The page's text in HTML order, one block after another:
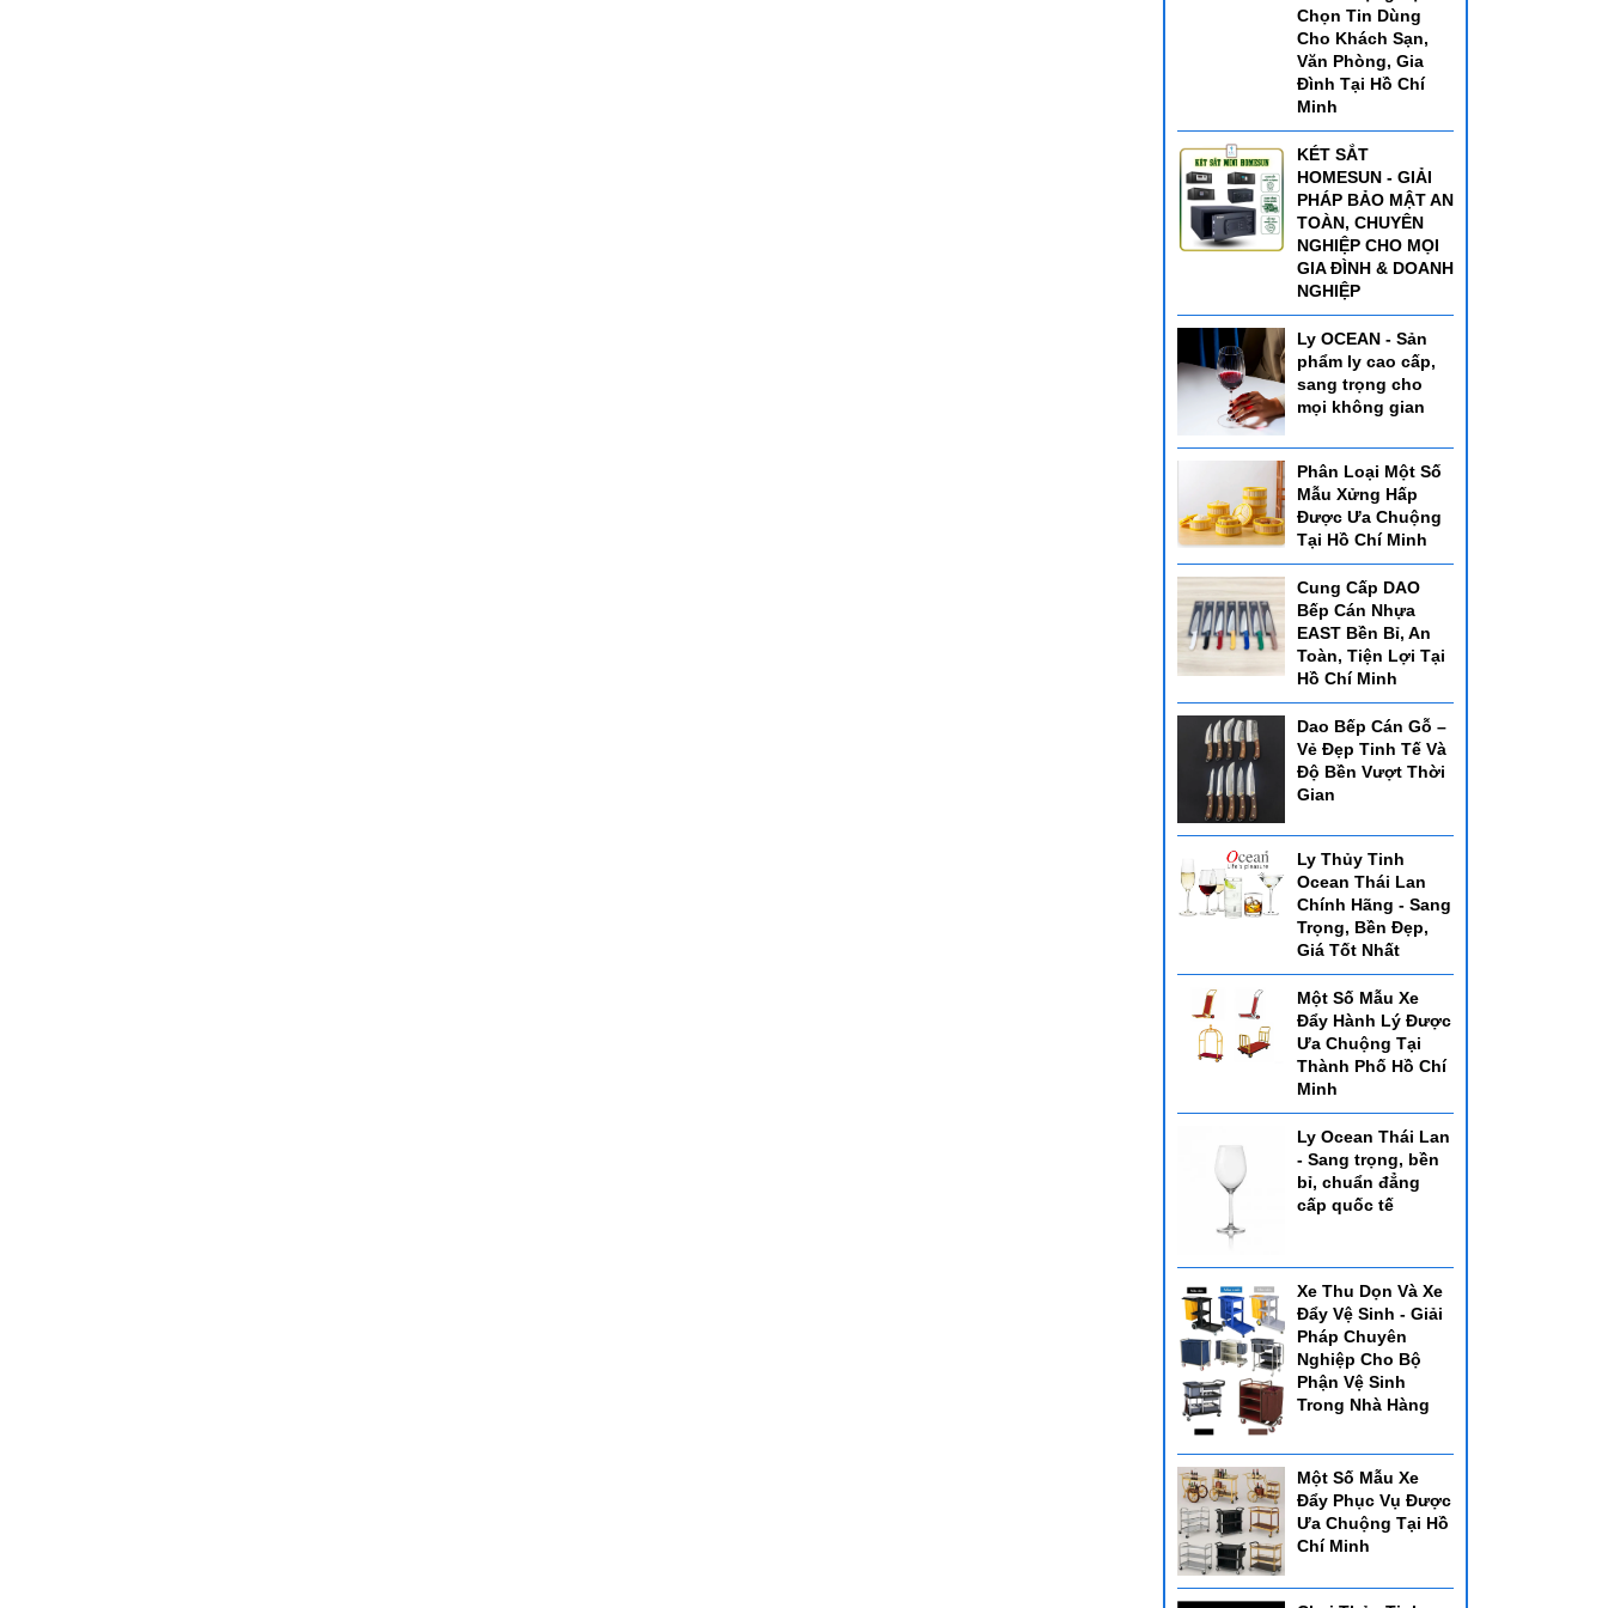
Chọn Tin Dùng
Cho Khách Sạn,
Văn Phòng, Gia
Đình Tại Hồ Chí
Minh
KÉT SẮT
HOMESUN - GIẢI
PHÁP BẢO MẬT AN
TOÀN, CHUYÊN
NGHIỆP CHO MỌI
GIA ĐÌNH & DOANH
NGHIỆP
Ly OCEAN - Sản
phẩm ly cao cấp,
sang trọng cho
mọi không gian
Phân Loại Một Số
Mẫu Xửng Hấp
Được Ưa Chuộng
Tại Hồ Chí Minh
Cung Cấp DAO
Bếp Cán Nhựa
EAST Bền Bỉ, An
Toàn, Tiện Lợi Tại
Hồ Chí Minh
Dao Bếp Cán Gỗ –
Vẻ Đẹp Tinh Tế Và
Độ Bền Vượt Thời
Gian
Ly Thủy Tinh
Ocean Thái Lan
Chính Hãng - Sang
Trọng, Bền Đẹp,
Giá Tốt Nhất
Một Số Mẫu Xe
Đẩy Hành Lý Được
Ưa Chuộng Tại
Thành Phố Hồ Chí
Minh
Ly Ocean Thái Lan
- Sang trọng, bền
bỉ, chuẩn đẳng
cấp quốc tế
Xe Thu Dọn Và Xe
Đẩy Vệ Sinh - Giải
Pháp Chuyên
Nghiệp Cho Bộ
Phận Vệ Sinh
Trong Nhà Hàng
Một Số Mẫu Xe
Đẩy Phục Vụ Được
Ưa Chuộng Tại Hồ
Chí Minh